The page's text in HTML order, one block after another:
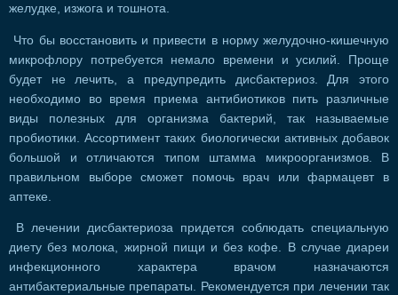
желудке, изжога и тошнота.
Что бы восстановить и привести в норму желудочно-кишечную
микрофлору потребуется немало времени и усилий. Проще
будет не лечить, а предупредить дисбактериоз. Для этого
необходимо во время приема антибиотиков пить различные
виды полезных для организма бактерий, так называемые
пробиотики. Ассортимент таких биологически активных добавок
большой и отличаются типом штамма микроорганизмов. В
правильном выборе сможет помочь врач или фармацевт в
аптеке.
В лечении дисбактериоза придется соблюдать специальную
диету без молока, жирной пищи и без кофе. В случае диареи
инфекционного характера врачом назначаются
антибактериальные препараты. Рекомендуется при лечении так